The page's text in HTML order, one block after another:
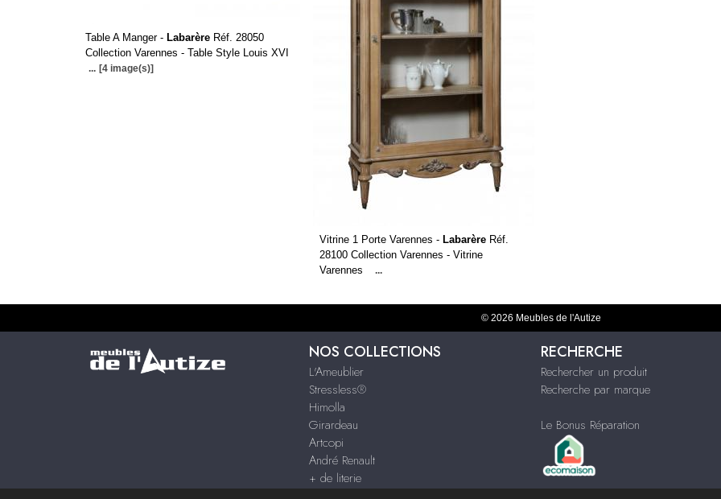
Table A Manger - Labarère Réf. 28050
Collection Varennes - Table Style Louis XVI
... [4 image(s)]
Vitrine 1 Porte Varennes - Labarère Réf.
28100 Collection Varennes - Vitrine
Varennes
...
© 2026 Meubles de l'Autize
NOS COLLECTIONS
L'Ameublier
Stressless®
Himolla
Girardeau
Artcopi
André Renault
+ de literie
RECHERCHE
Rechercher un produit
Recherche par marque
Le Bonus Réparation